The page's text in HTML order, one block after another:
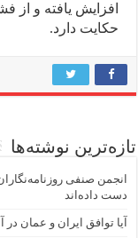
افزایش یافته و از
حکایت دارد.
تازه‌ترین نوشته‌ها
دست داده‌اند
آیا توافق ایران و عمان